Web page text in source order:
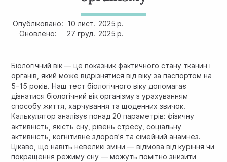
Опубліковано: 10 лист. 2025 р.
Оновлено:
27 груд. 2025 р.
Біологічний вік — це показник фактичного стану тканин і
органів, який може відрізнятися від віку за паспортом на
5–15 років. Наш тест біологічного віку допомагає
дізнатися біологічний вік організму з урахуванням
способу життя, харчування та щоденних звичок.
Калькулятор аналізує понад 20 параметрів: фізичну
активність, якість сну, рівень стресу, соціальну
активність, когнітивне здоров’я та сімейний анамнез.
Цікаво, що навіть невеликі зміни — відмова від куріння чи
покращення режиму сну — можуть помітно знизити